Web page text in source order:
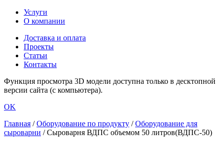
Услуги
О компании
Доставка и оплата
Проекты
Статьи
Контакты
Функция просмотра 3D модели доступна только в десктопной
версии сайта (с компьютера).
OK
Главная /Оборудование по продукту /Оборудование для
сыроварни /Сыроварня ВДПС объемом 50 литров(ВДПС-50)